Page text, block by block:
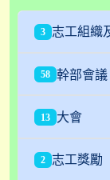
3 志工組織
58 幹部會議
13 大會
2 志工獎勵